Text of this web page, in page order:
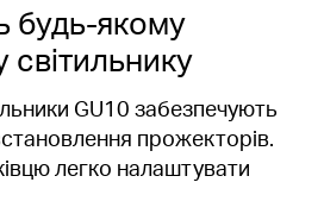
будь-якому
GU10 забезпечують
прожекторів.
легко налаштувати